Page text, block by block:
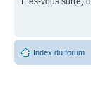
Index du forum